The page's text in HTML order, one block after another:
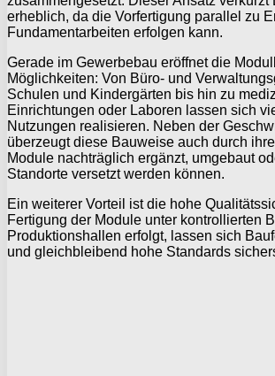
erheblich, da die Vorfertigung parallel zu
Fundamentarbeiten erfolgen kann.
Gerade im Gewerbebau eröffnet die
Möglichkeiten: Von Büro- und
Schulen und Kindergärten bis hin zu
Einrichtungen oder Laboren lassen sich
Nutzungen realisieren. Neben der
überzeugt diese Bauweise auch durch
Module nachträglich ergänzt, umgebaut
Standorte versetzt werden können.
Ein weiterer Vorteil ist die hohe
Fertigung der Module unter kontrollierten
Produktionshallen erfolgt, lassen sich
und gleichbleibend hohe Standards